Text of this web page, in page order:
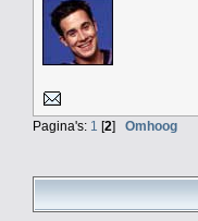
Pagina's: 1 [2] Omhoog